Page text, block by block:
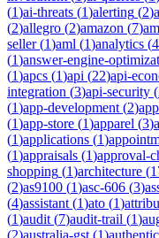
(1)ai-threats (1)alerting (2)
(2)allegro (2)amazon (7)
seller(1)aml (1)analytics (
(1)answer-engine-
(1)apcs (1)api (22)api-
integration (3)api-security (
(1)app-development (2)
(1)app-store (1)apparel (3)
(1)applications (1)
(1)appraisals (1)approval-
shopping (1)architecture (
(2)as9100 (1)asc-606 (3)
(4)assistant (1)ato (1)
(1)audit (7)audit-trail (1)
(2)australia-gst (1)